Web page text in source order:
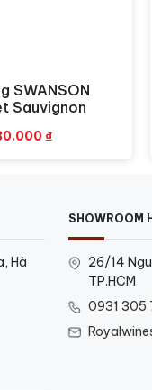
nhanh
SWANSON
Sauvignon
₫
Hà
SHOWROOM
26/14
TP.HCM
0931 305